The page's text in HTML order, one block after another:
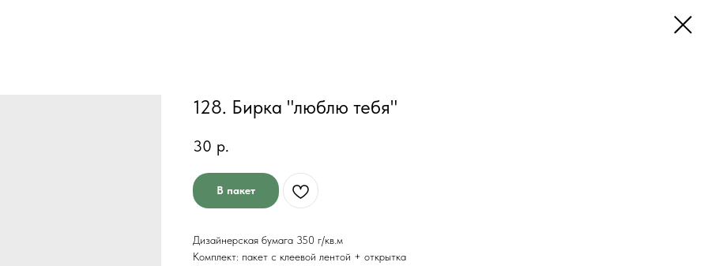
128. Бирка "люблю тебя"
30 р.
В пакет
Дизайнерская бумага 350 г/кв.м
Комплект: пакет с клеевой лентой + открытка